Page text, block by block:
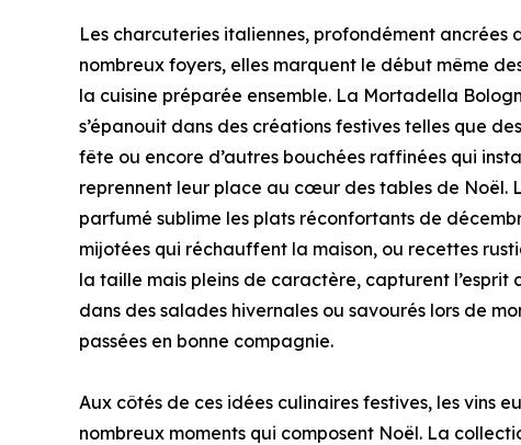
Les charcuteries italiennes, profondément
nombreux foyers, elles marquent le début même
la cuisine préparée ensemble. La Mortadella
s’épanouit dans des créations festives telles que
fête ou encore d’autres bouchées raffinées qui
reprennent leur place au cœur des tables de Noël.
parfumé sublime les plats réconfortants de
mijotées qui réchauffent la maison, ou recettes
la taille mais pleins de caractère, capturent l’esprit
dans des salades hivernales ou savourés lors de
passées en bonne compagnie.
Aux côtés de ces idées culinaires festives, les vins
nombreux moments qui composent Noël. La